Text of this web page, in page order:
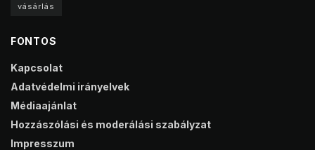
vásárlás
FONTOS
Kapcsolat
Adatvédelmi irányelvek
Médiaajánlat
Hozzászólási és moderálási szabályzat
Impresszum